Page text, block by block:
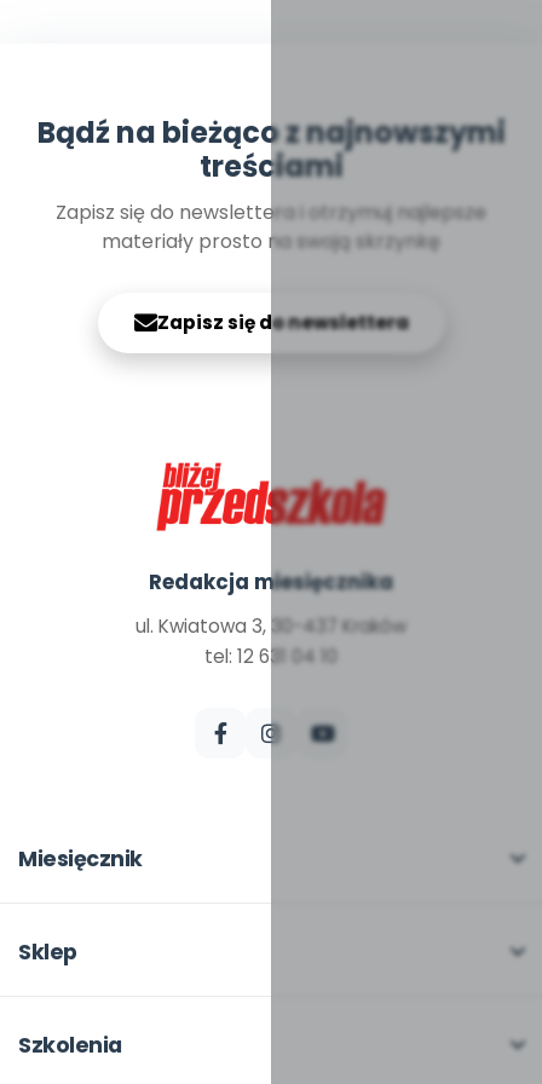
Bądź na bieżąco z najnowszymi
treściami
Zapisz się do newslettera i otrzymuj najlepsze
materiały prosto na swoją skrzynkę
Zapisz się do newslettera
Redakcja miesięcznika
ul. Kwiatowa 3, 30-437 Kraków
tel: 12 631 04 10
Miesięcznik
W numerze
Pomoce dydaktyczne
Sklep
Moje zakupy
Szkolenia